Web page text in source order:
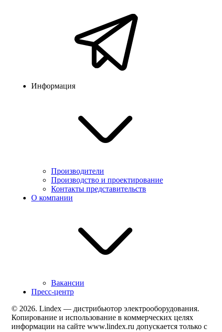
Информация
Производители
Производство и проектирование
Контакты представительств
О компании
Вакансии
Пресс-центр
© 2026. Lindex — дистрибьютор электрооборудования.
Копирование и использование в коммерческих целях
информации на сайте www.lindex.ru допускается только с